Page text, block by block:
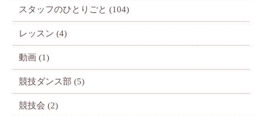
スタッフのひとりごと (104)
レッスン (4)
動画 (1)
競技ダンス部 (5)
競技会 (2)